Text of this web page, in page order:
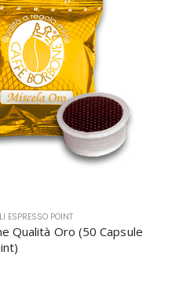
ESPRESSO POINT
Qualità Oro (50 Capsule